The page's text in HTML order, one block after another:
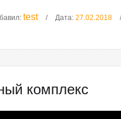
test Дата: 27.02.2018
комплекс